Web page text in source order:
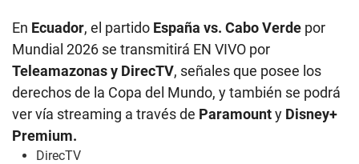
En Ecuador, el partido España vs. Cabo Verde por
Mundial 2026 se transmitirá EN VIVO por
Teleamazonas y DirecTV, señales que posee los
derechos de la Copa del Mundo, y también se podrá
ver vía streaming a través de Paramounty Disney+
Premium.
DirecTV